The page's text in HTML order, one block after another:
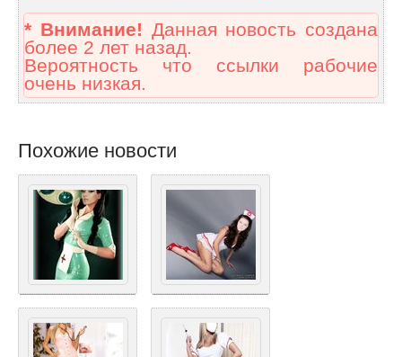
* Внимание! Данная новость создана
более 2 лет назад.
Вероятность что ссылки рабочие
очень низкая.
Похожие новости